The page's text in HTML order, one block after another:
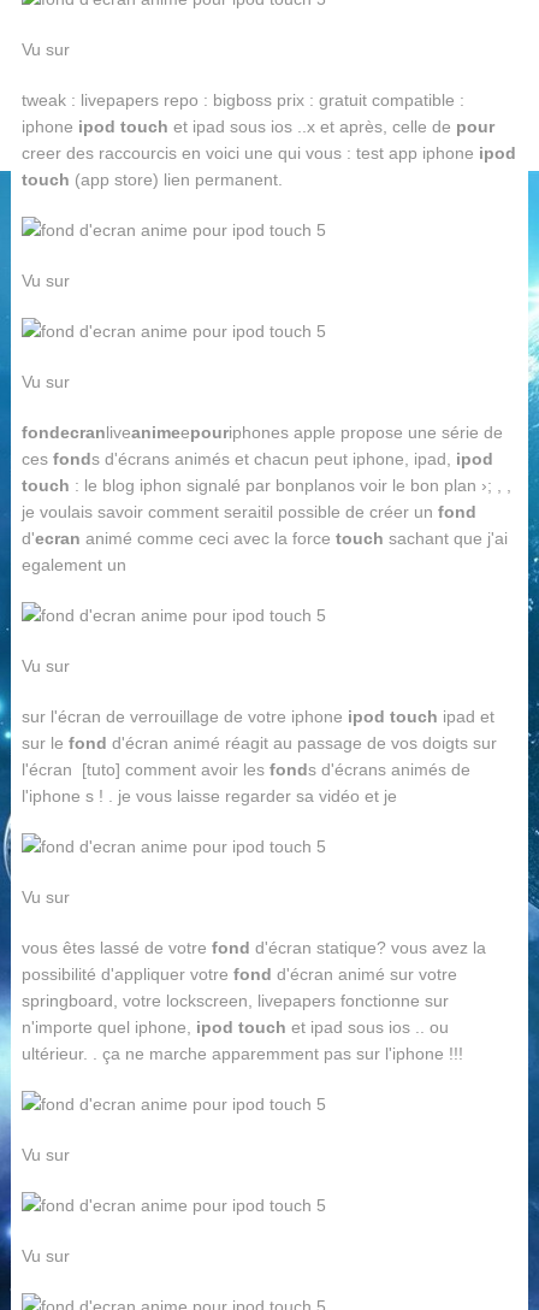
Vu sur
tweak : livepapers repo : bigboss prix : gratuit compatible :
iphone ipod touch et ipad sous ios ..x et après, celle de pour
creer des raccourcis en voici une qui vous : test app iphone ipod
touch (app store) lien permanent.
Vu sur
Vu sur
fondecranliveanimeepouriphones apple propose une série de
ces fonds d'écrans animés et chacun peut iphone, ipad, ipod
touch : le blog iphon signalé par bonplanos voir le bon plan ›; , ,
je voulais savoir comment seraitil possible de créer un fond
d'ecran animé comme ceci avec la force touch sachant que j'ai
egalement un
Vu sur
sur l'écran de verrouillage de votre iphone ipod touch ipad et
sur le fond d'écran animé réagit au passage de vos doigts sur
l'écran [tuto] comment avoir les fonds d'écrans animés de
l'iphone s ! . je vous laisse regarder sa vidéo et je
Vu sur
vous êtes lassé de votre fond d'écran statique? vous avez la
possibilité d'appliquer votre fond d'écran animé sur votre
springboard, votre lockscreen, livepapers fonctionne sur
n'importe quel iphone, ipod touch et ipad sous ios .. ou
ultérieur. . ça ne marche apparemment pas sur l'iphone !!!
Vu sur
Vu sur